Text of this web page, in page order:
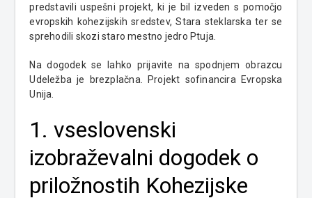
predstavili uspešni projekt, ki je bil izveden s pomočjo
evropskih kohezijskih sredstev, Stara steklarska ter se
sprehodili skozi staro mestno jedro Ptuja.
Na dogodek se lahko prijavite na spodnjem obrazcu
Udeležba je brezplačna. Projekt sofinancira Evropska
Unija.